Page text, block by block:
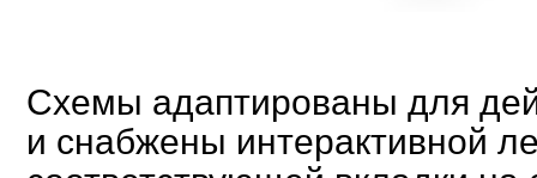
Схемы адаптированы для
и снабжены интерактивной